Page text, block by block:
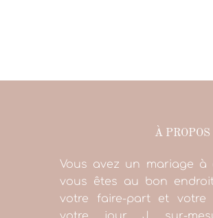
À PROPOS
Vous avez un mariage à
vous êtes au bon
votre faire-part et votre